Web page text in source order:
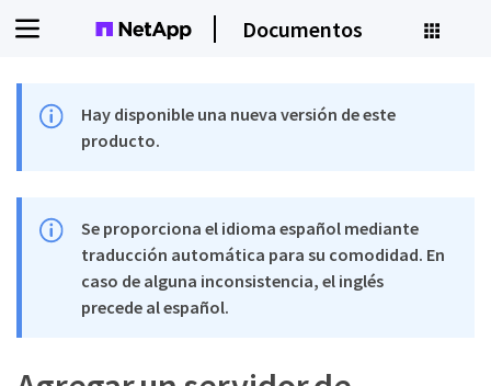
Documentos
Hay disponible una nueva versión de este
producto.
Se proporciona el idioma español mediante
traducción automática para su comodidad. En
caso de alguna inconsistencia, el inglés
precede al español.